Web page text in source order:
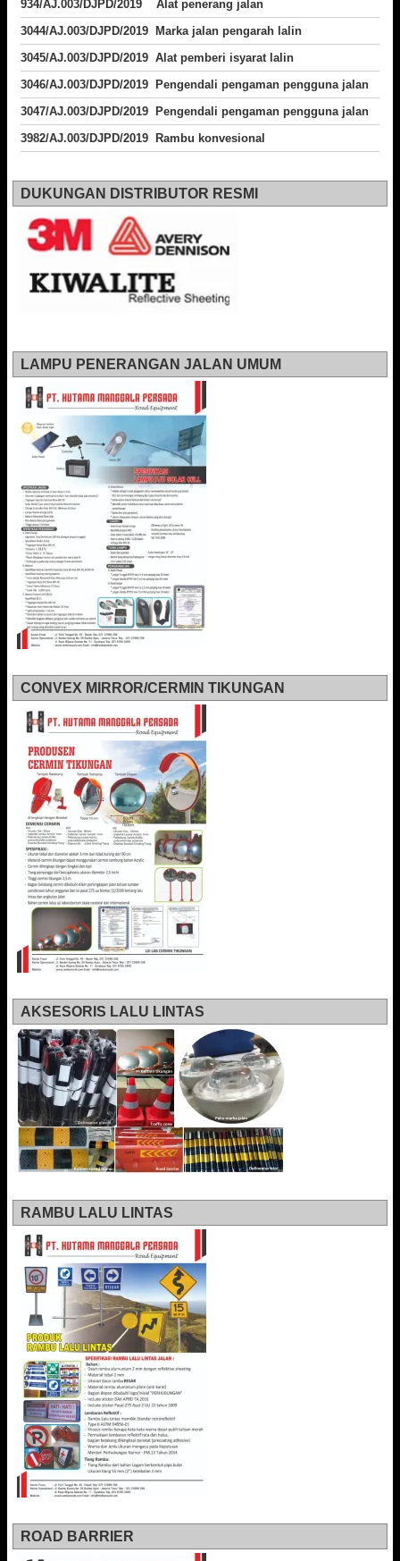
934/AJ.003/DJPD/2019 Alat penerang jalan
3044/AJ.003/DJPD/2019 Marka jalan pengarah lalin
3045/AJ.003/DJPD/2019 Alat pemberi isyarat lalin
3046/AJ.003/DJPD/2019 Pengendali pengaman pengguna jalan
3047/AJ.003/DJPD/2019 Pengendali pengaman pengguna jalan
3982/AJ.003/DJPD/2019 Rambu konvesional
DUKUNGAN DISTRIBUTOR RESMI
LAMPU PENERANGAN JALAN UMUM
CONVEX MIRROR/CERMIN TIKUNGAN
AKSESORIS LALU LINTAS
RAMBU LALU LINTAS
ROAD BARRIER